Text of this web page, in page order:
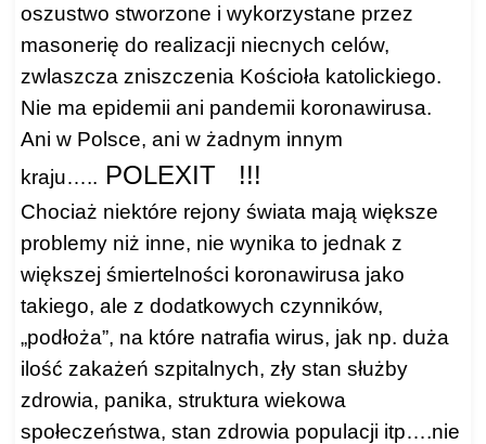
oszustwo stworzone i wykorzystane przez
masonerię do realizacji niecnych celów,
zwlaszcza zniszczenia Kościoła katolickiego.
Nie ma epidemii ani pandemii koronawirusa.
Ani w Polsce, ani w żadnym innym
kraju….. POLEXIT !!!
Chociaż niektóre rejony świata mają większe
problemy niż inne, nie wynika to jednak z
większej śmiertelności koronawirusa jako
takiego, ale z dodatkowych czynników,
„podłoża”, na które natrafia wirus, jak np. duża
ilość zakażeń szpitalnych, zły stan służby
zdrowia, panika, struktura wiekowa
społeczeństwa, stan zdrowia populacji itp….nie